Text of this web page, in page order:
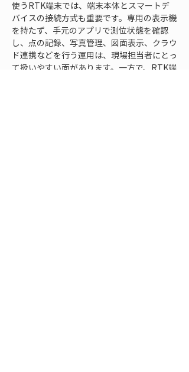
使うRTK端末では、端末本体とスマートデ
バイスの接続方式も重要です。専用の表示機
を持たず、手元のアプリで測位状態を確認
し、点の記録、写真管理、図面表示、クラウ
ド連携などを行う運用は、現場担当者にとっ
て扱いやすい面があります。一方で、RTK端